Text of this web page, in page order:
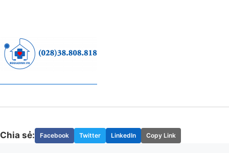
Chia sẻ: Facebook Twitter LinkedIn Copy Link